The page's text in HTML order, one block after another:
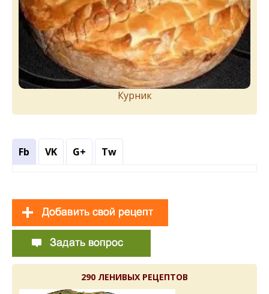
Курник
Fb VK G+ Tw
290 ЛЕНИВЫХ РЕЦЕПТОВ